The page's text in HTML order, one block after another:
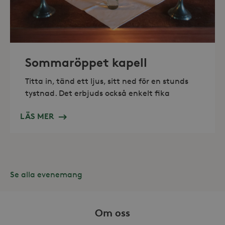
Sommaröppet kapell
Titta in, tänd ett ljus, sitt ned för en stunds
tystnad. Det erbjuds också enkelt fika
LÄS MER
Se alla evenemang
Om oss
Hotjar Ltd
Leverantör /